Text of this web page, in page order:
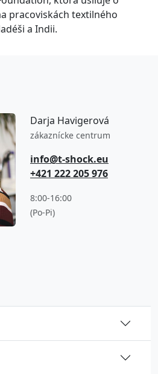
pracoviskách textilného
a Indii.
Darja Havigerová
zákaznícke centrum
info@t-shock.eu
+421 222 205 976
8:00-16:00
(Po-Pi)